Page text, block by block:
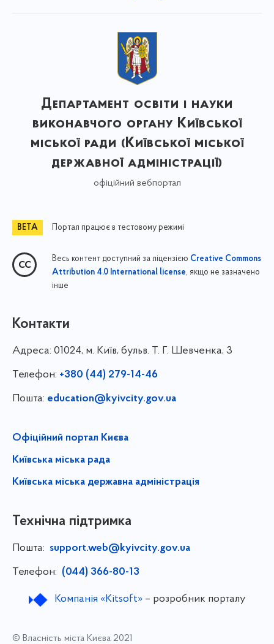
Департамент освіти і науки
виконавчого органу Київської
міської ради (Київської міської
державної адміністрації)
офіційний вебпортал
Портал працює в тестовому режимі
Весь контент доступний за ліцензією Creative Commons
Attribution 4.0 International license, якщо не зазначено
інше
Контакти
Адреса: 01024, м. Київ, бульв. Т. Г. Шевченка, 3
Телефон: +380 (44) 279-14-46
Пошта: education@kyivcity.gov.ua
Офіційний портал Києва
Київська міська рада
Київська міська державна адміністрація
Технічна підтримка
Пошта: support.web@kyivcity.gov.ua
Телефон: (044) 366-80-13
Компанія «Kitsoft»– розробник порталу
© Власність міста Києва 2021